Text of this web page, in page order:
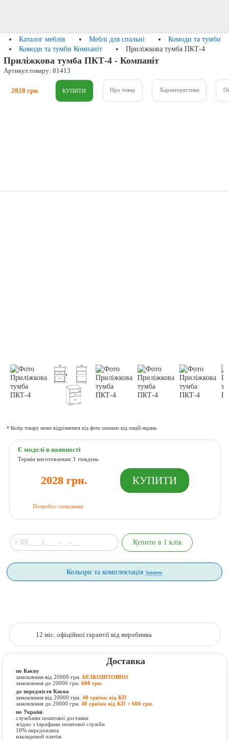
Каталог меблів Меблі для спальні
Комоди та тумби
Комоди та тумби Компаніт
Приліжкова тумба ПКТ-4
Приліжкова тумба ПКТ-4 - Компаніт
Артикул товару: 81413
2028 грн. Про товар Характеристики
* Колір товару може відрізнятися від фото залежно від опцій екрана.
Є моделі в наявності
Термін виготовлення: 1 тиждень
2028 грн.
Потребує складання
Кольори та комплектаціяЗмінити
12 міс. офіційної гарантії від виробника
Доставка
по Києву
замовлення від 20000 грн.БЕЗКОШТОВНО
замовлення до 20000 грн.600 грн.
до передмістя Києва
замовлення від 20000 грн.40 грн/км від КП
замовлення до 20000 грн.40 грн/км від КП + 600 грн.
по Україні
службами поштової доставки
згідно з тарифами поштової служби
10% передоплата
накладений платіж